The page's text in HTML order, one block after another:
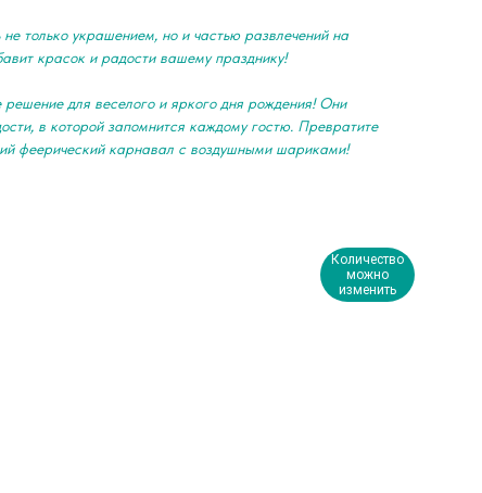
только украшением, но и частью развлечений на
красок и радости вашему празднику!
для веселого и яркого дня рождения! Они
в которой запомнится каждому гостю. Превратите
феерический карнавал с воздушными шариками!
Количество
можно
изменить